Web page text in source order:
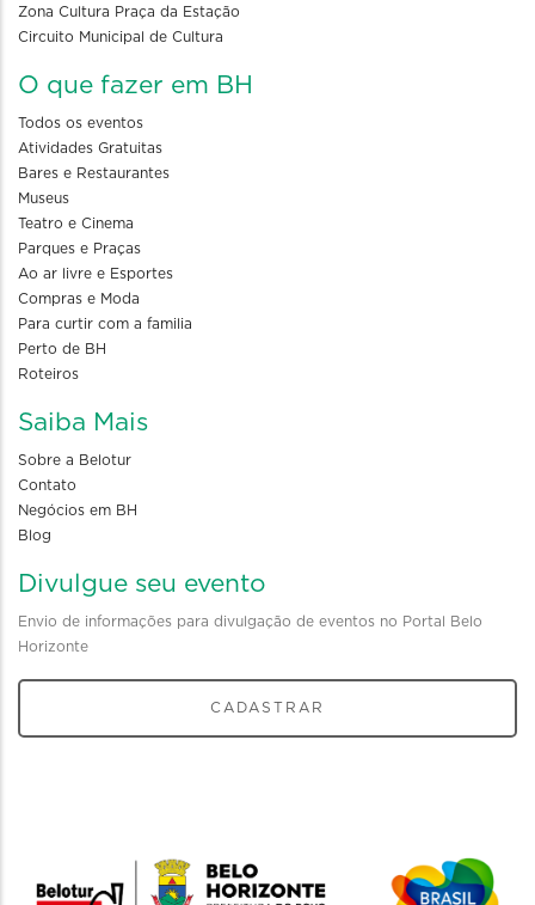
Zona Cultura Praça da Estação
Circuito Municipal de Cultura
O que fazer em BH
Todos os eventos
Atividades Gratuitas
Bares e Restaurantes
Museus
Teatro e Cinema
Parques e Praças
Ao ar livre e Esportes
Compras e Moda
Para curtir com a familia
Perto de BH
Roteiros
Saiba Mais
Sobre a Belotur
Contato
Negócios em BH
Blog
Divulgue seu evento
Envio de informações para divulgação de eventos no Portal Belo
Horizonte
CADASTRAR